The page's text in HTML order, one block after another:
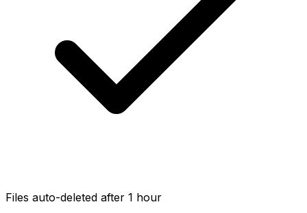
Files auto-deleted after 1 hour